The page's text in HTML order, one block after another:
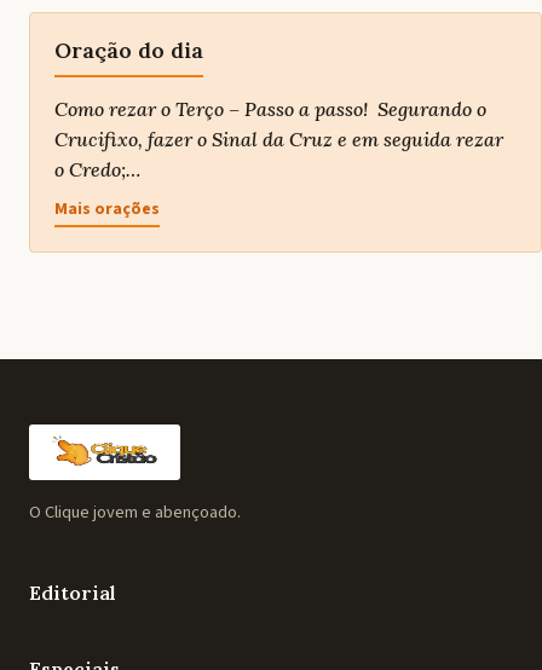
Oração do dia
Como rezar o Terço – Passo a passo! Segurando o
Crucifixo, fazer o Sinal da Cruz e em seguida rezar
o Credo;…
Mais orações
O Clique jovem e abençoado.
Editorial